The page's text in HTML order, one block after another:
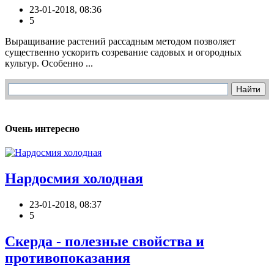
23-01-2018, 08:36
5
Выращивание растений рассадным методом позволяет
существенно ускорить созревание садовых и огородных
культур. Особенно ...
Очень интересно
Нардосмия холодная
23-01-2018, 08:37
5
Скерда - полезные свойства и
противопоказания